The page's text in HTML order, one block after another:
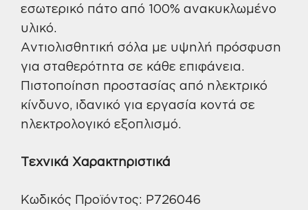
εσωτερικό πάτο από 100% ανακυκλωμένο
υλικό.
Αντιολισθητική σόλα με υψηλή πρόσφυση
για σταθερότητα σε κάθε επιφάνεια.
Πιστοποίηση προστασίας από ηλεκτρικό
κίνδυνο, ιδανικό για εργασία κοντά σε
ηλεκτρολογικό εξοπλισμό.
Τεχνικά Χαρακτηριστικά
Κωδικός Προϊόντος: P726046